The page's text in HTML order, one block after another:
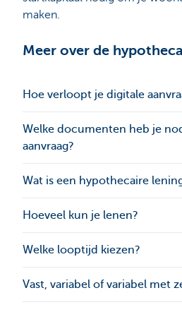
maken.
Meer over de
Hoe verloopt je digitale
Welke documenten heb je
aanvraag?
Wat is een hypothecaire
Hoeveel kun je lenen?
Welke looptijd kiezen?
Vast, variabel of variabel met